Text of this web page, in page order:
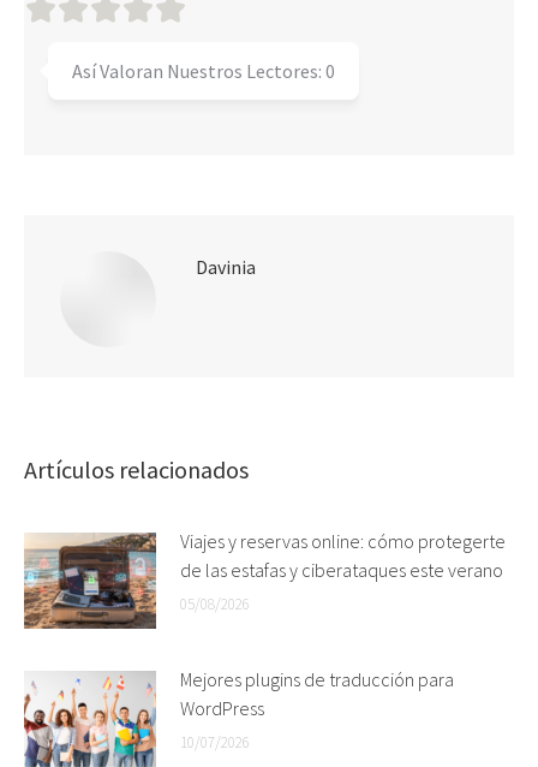
Así Valoran Nuestros Lectores: 0
Davinia
Artículos relacionados
Viajes y reservas online: cómo protegerte
de las estafas y ciberataques este verano
05/08/2026
Mejores plugins de traducción para
WordPress
10/07/2026